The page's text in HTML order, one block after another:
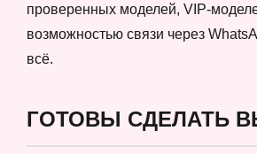
проверенных моделей, VIP-
возможностью связи через
всё.
ГОТОВЫ СДЕЛАТЬ